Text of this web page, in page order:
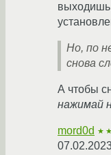
Но, по
снова
А чтобы
нажимай
mord0d